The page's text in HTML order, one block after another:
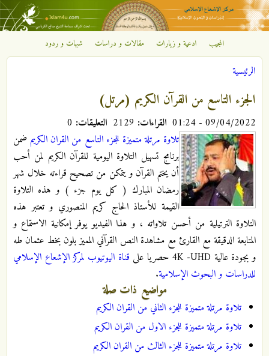
تجاوز إلى المحتوى الرئيسي
مركز
الإشعاع
الإسلامي
المجيب ادعية و زيارات مقالات و دراسات شبهات و ردود
أنت هنا
الرئيسية
الجزء التاسع من القرآن الكريم (مرتل)
09/04/2022 - 01:24 القراءات: التعليقات:
تلاوة مرتلة متميزة للجزء التاسع من القران الكريمضمن
برنامج تسهيل التلاوة اليومية للقرآن الكريم لمن أحب
أن يختم القرآن و يتمكن من تصحيح قراءته خلال شهر
رمضان المبارك ( كل يوم جزء ) و هذه التلاوة
القيمة للأستاذ الحاج کریم المنصوري و تعتبر هذه
التلاوة الترتيلية من أحسن تلاواته ، و هذا الفيديو يوفر إمكانية الاستماع و
المتابعة الدقيقة مع القارئ مع مشاهدة النص القرآني المميز بلون بخط عثمان طه
و بجودة عالية 4K -UHD حصريا على
قناة اليوتيوب لمركز الإشعاع الإسلامي
للدراسات و البحوث الإسلامية.
مواضيع ذات صلة
تلاوة مرتلة متميزة للجزء الثاني من القران الكريم
تلاوة مرتلة متميزة للجزء الاول من القران الكريم
تلاوة مرتلة متميزة للجزء الثالث من القران الكريم